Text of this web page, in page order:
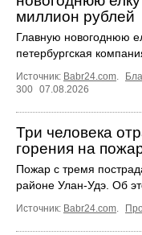
миллион рублей
Главную новогоднюю
петербургская
Источник: Babr24.com.
300 07.08.2026
Три человека
горения на
Пожар с тремя
районе Улан-Удэ. Об
Источник: Babr24.com.